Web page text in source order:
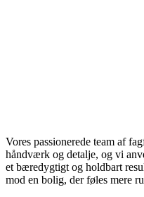
Vores passionerede team af
håndværk og detalje, og vi
et bæredygtigt og holdbart
mod en bolig, der føles mere